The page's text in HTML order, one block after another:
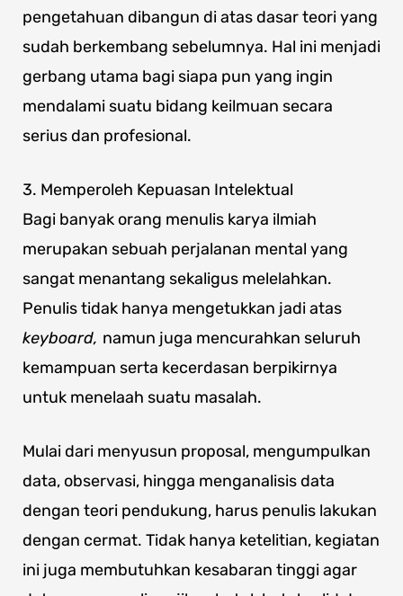
pengetahuan dibangun di atas dasar teori yang
sudah berkembang sebelumnya. Hal ini menjadi
gerbang utama bagi siapa pun yang ingin
mendalami suatu bidang keilmuan secara
serius dan profesional.
3. Memperoleh Kepuasan Intelektual
Bagi banyak orang menulis karya ilmiah
merupakan sebuah perjalanan mental yang
sangat menantang sekaligus melelahkan.
Penulis tidak hanya mengetukkan jadi atas
keyboard, namun juga mencurahkan seluruh
kemampuan serta kecerdasan berpikirnya
untuk menelaah suatu masalah.
Mulai dari menyusun proposal, mengumpulkan
data, observasi, hingga menganalisis data
dengan teori pendukung, harus penulis lakukan
dengan cermat. Tidak hanya ketelitian, kegiatan
ini juga membutuhkan kesabaran tinggi agar